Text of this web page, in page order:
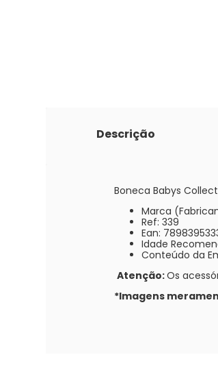
Descrição
Boneca Babys
Marca
Ref: 339
Ean:
Idade
Conteúdo da
Atenção:Os
*Imagens